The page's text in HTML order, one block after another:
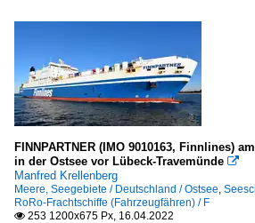
FINNPARTNER (IMO 9010163, Finnlines)
in der Ostsee vor Lübeck-Travemünde 
Manfred Krellenberg
Meere, Seegebiete / Deutschland / Ostsee,
RoRo-Frachtschiffe (Fahrzeugfähren) / F
 253 1200x675 Px, 16.04.2022